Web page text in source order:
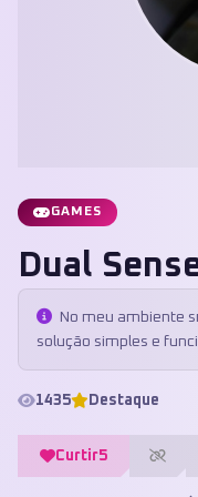
GAMES
Dual
No meu ambiente
solução simples e
1435 Destaque
Curtir5